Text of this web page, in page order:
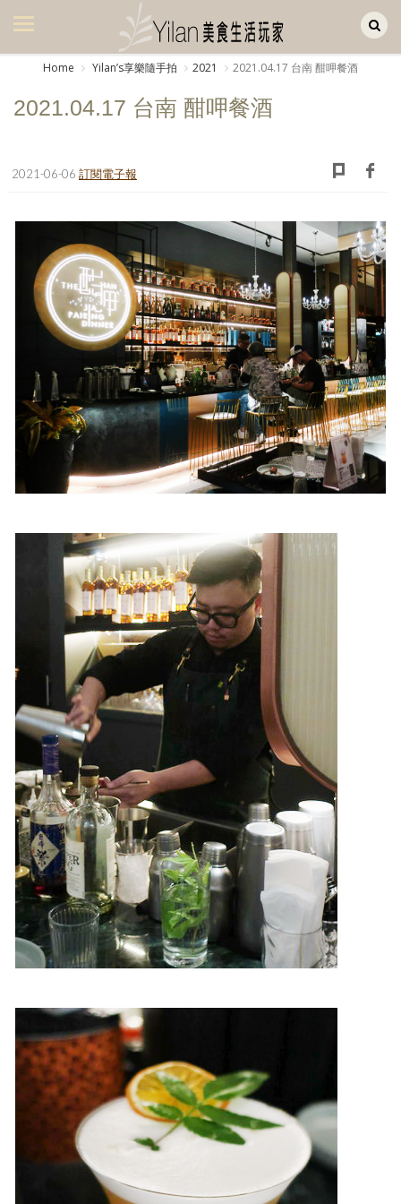
美食集
書房集
日記簿
餐桌週記
享樂隨手拍
照相簿
影音區
創意出版服務
歷史區
關於Yilan
個人著作
活動實況記錄
媒體報導一覽
合作與代言
訂閱電子報
Home Yilanʼs享樂隨手拍 2021 2021.04.17 台南 酣呷餐酒
2021.04.17 台南 酣呷餐酒
2021-06-06 訂閱電子報